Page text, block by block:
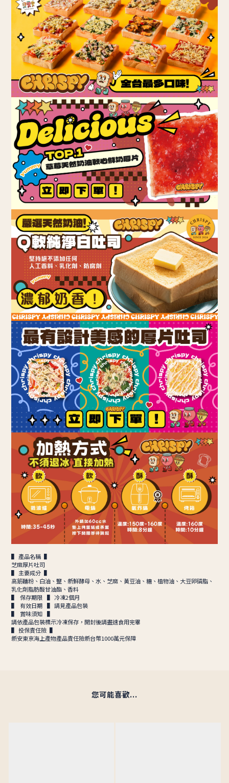
▌ 產品名稱 ▌
芝麻厚片吐司
▌ 主要成分 ▌
高筋麵粉、白油、鹽、新鮮酵母、水、芝麻、黃豆油、糖、植物油、大豆卵磷脂、
乳化劑脂肪酸甘油酯、香料
▌ 保存期限 ▌ 冷凍2個月
▌ 有效日期 ▌ 請見產品包裝
▌ 賞味須知 ▌
請依產品包裝標示冷凍保存，開封後請盡速食用完畢
▌ 投保責任險 ▌
新安東京海上產物產品責任險新台幣1000萬元保障
您可能喜歡...